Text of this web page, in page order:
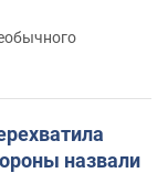
назвали